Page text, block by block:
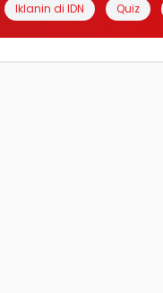
Iklanin di IDN Quiz